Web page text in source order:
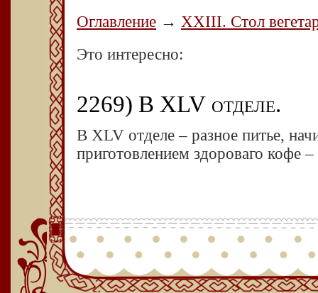
Оглавление → XXIII. Стол
Это интересно:
2269) В XLV отделе.
В XLV отделе – разное питье,
приготовлением здороваго кофе